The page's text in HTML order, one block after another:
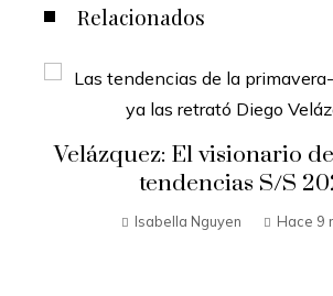
Relacionados
Velázquez: El visionario
tendencias S/S
Isabella Nguyen Hace 9